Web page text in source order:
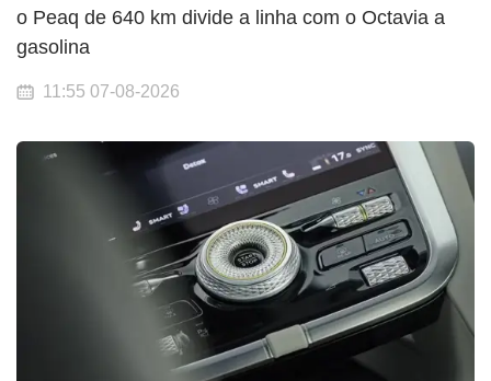
o Peaq de 640 km divide a linha com o Octavia a
gasolina
11:55 07-08-2026